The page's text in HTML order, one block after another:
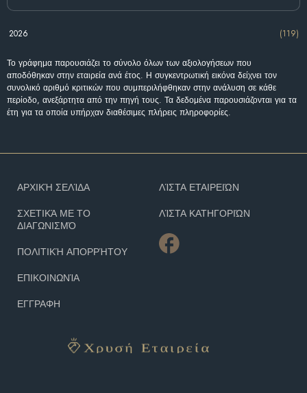
2026 (119)
Το γράφημα παρουσιάζει το σύνολο όλων των αξιολογήσεων που
αποδόθηκαν στην εταιρεία ανά έτος. Η συγκεντρωτική εικόνα δείχνει τον
συνολικό αριθμό κριτικών που συμπεριλήφθηκαν στην ανάλυση σε κάθε
περίοδο, ανεξάρτητα από την πηγή τους. Τα δεδομένα παρουσιάζονται για τα
έτη για τα οποία υπήρχαν διαθέσιμες πλήρεις πληροφορίες.
ΑΡΧΙΚΉ ΣΕΛΊΔΑ
ΣΧΕΤΙΚΆ ΜΕ ΤΟ
ΔΙΑΓΩΝΙΣΜΌ
ΠΟΛΙΤΙΚΉ ΑΠΟΡΡΉΤΟΥ
ΕΠΙΚΟΙΝΩΝΊΑ
ΕΓΓΡΑΦΗ
ΛΊΣΤΑ ΕΤΑΙΡΕΙΏΝ
ΛΊΣΤΑ ΚΑΤΗΓΟΡΙΏΝ